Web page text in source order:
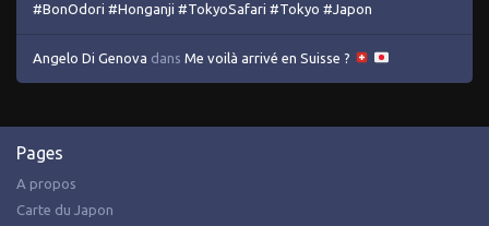
#BonOdori #Honganji #TokyoSafari #Tokyo #Japon
Angelo Di Genova dans Me voilà arrivé en Suisse ?
Pages
A propos
Carte du Japon